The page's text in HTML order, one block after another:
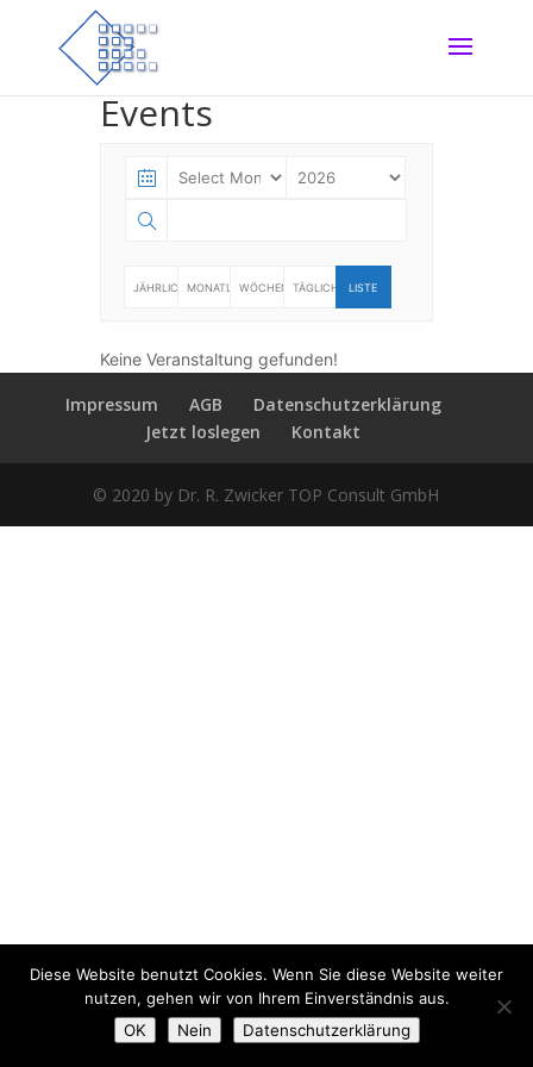
Events
JÄHRLICH MONATLICHWÖCHENTLICH
TÄGLICH LISTE
Keine Veranstaltung gefunden!
Impressum AGB
Datenschutzerklärung
Jetzt loslegen
Kontakt
© 2020 by Dr. R. Zwicker TOP Consult GmbH
Diese Website benutzt Cookies. Wenn Sie diese Website weiter
nutzen, gehen wir von Ihrem Einverständnis aus.
OK
Nein Datenschutzerklärung